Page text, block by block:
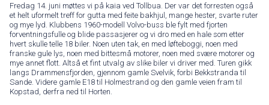
Fredag 14. juni møttes vi på kaia ved Tollbua. Der var det forresten også
et helt uformelt treff for gutta med feite bakhjul, mange hester, svarte ruter
og mye lyd. Klubbens 1960-modell Volvo-buss ble fylt med fjorten
forventningsfulle og blide passasjerer og vi dro med en hale som etter
hvert skulle telle 18 biler. Noen uten tak, en med løfteboggi, noen med
franske gule lys, noen med bittesmå motorer, noen med svære motorer og
mye annet flott. Altså et fint utvalg av slike biler vi driver med. Turen gikk
langs Drammensfjorden, gjennom gamle Svelvik, forbi Bekkstranda til
Sande. Videre gamle E18 til Holmestrand og den gamle veien fram til
Kopstad, derfra ned til Horten.